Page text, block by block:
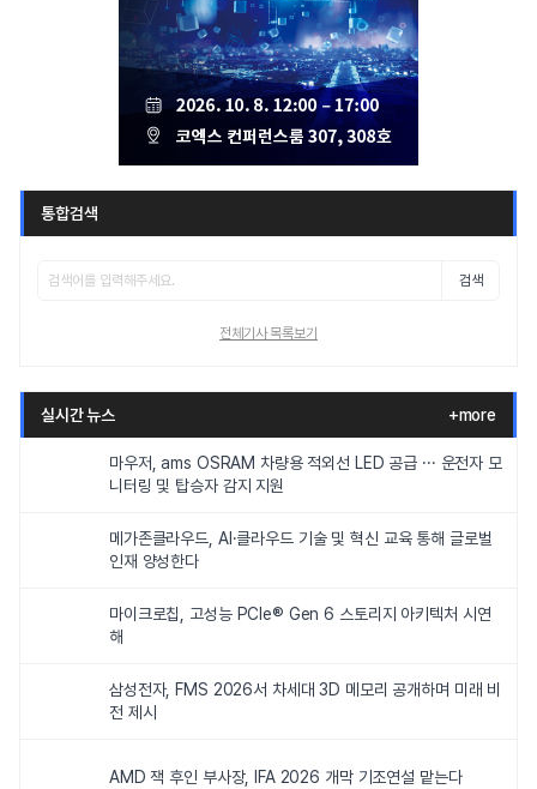
통합검색
검색
전체기사 목록보기
실시간 뉴스 +more
마우저, ams OSRAM 차량용 적외선 LED 공급 ··· 운전자 모
니터링 및 탑승자 감지 지원
메가존클라우드, AI·클라우드 기술 및 혁신 교육 통해 글로벌
인재 양성한다
마이크로칩, 고성능 PCIe® Gen 6 스토리지 아키텍처 시연
해
삼성전자, FMS 2026서 차세대 3D 메모리 공개하며 미래 비
전 제시
AMD 잭 후인 부사장, IFA 2026 개막 기조연설 맡는다